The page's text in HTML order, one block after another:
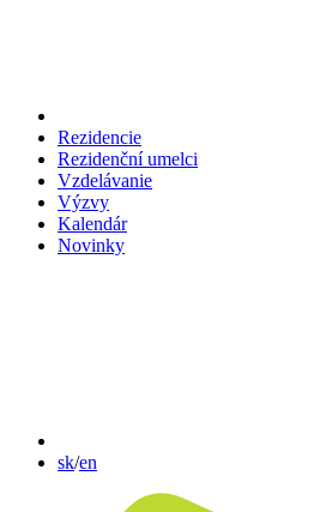
Rezidencie
Rezidenční umelci
Vzdelávanie
Výzvy
Kalendár
Novinky
sk/en